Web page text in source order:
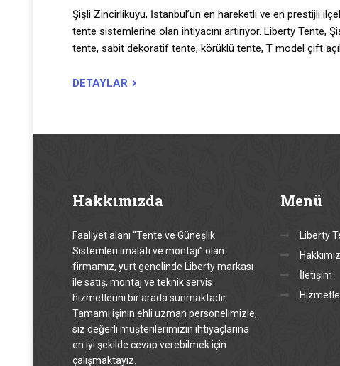
Şişli Zincirlikuyu, İstanbul’un en hareketli ve en prestijli
tente sistemlerine olan ihtiyacını artırıyor. Liberty
tente, sabit dekoratif tente, körüklü tente, T model çift
DETAYLAR
Hakkımızda
Faaliyet alanı “Tente ve Güneşlik
Sistemleri imalatı ve montajı” olan
firmamız, yurt genelinde Liberty markası
ile satış, montaj ve teknik servis
hizmetlerini bir arada sunmaktadır.
Tamamı işinin ehli uzman personelimizle,
siz değerli müşterilerimizin ihtiyaçlarına
en iyi şekilde cevap verebilmek için
çalışmaktayız.
Menü
Liberty
İletişim